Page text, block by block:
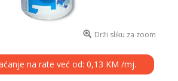
Drži sliku za zoom
na rate već od: 0,13 KM /mj.